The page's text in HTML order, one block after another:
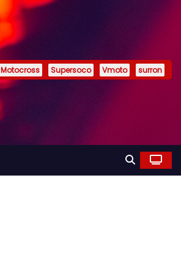
Motocross Supersoco Vmoto surron